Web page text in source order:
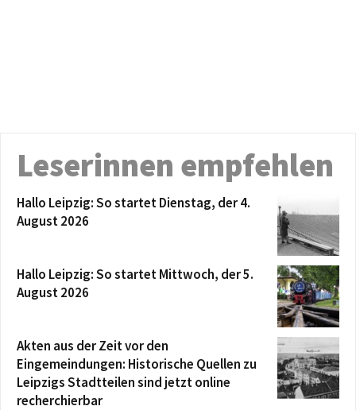
Leserinnen empfehlen
Hallo Leipzig: So startet Dienstag, der 4.
August 2026
Hallo Leipzig: So startet Mittwoch, der 5.
August 2026
Akten aus der Zeit vor den
Eingemeindungen: Historische Quellen zu
Leipzigs Stadtteilen sind jetzt online
recherchierbar